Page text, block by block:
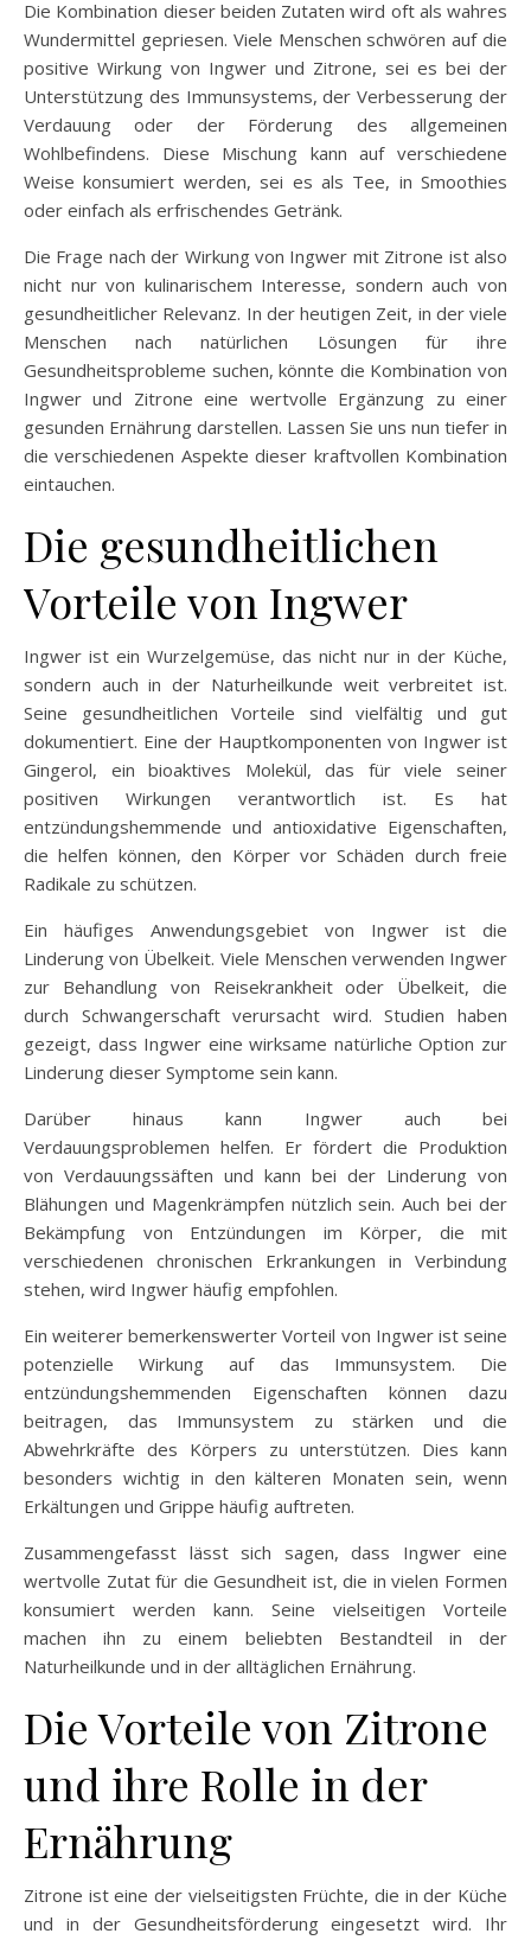
Die Kombination dieser beiden Zutaten wird oft als wahres
Wundermittel gepriesen. Viele Menschen schwören auf die
positive Wirkung von Ingwer und Zitrone, sei es bei der
Unterstützung des Immunsystems, der Verbesserung der
Verdauung oder der Förderung des allgemeinen
Wohlbefindens. Diese Mischung kann auf verschiedene
Weise konsumiert werden, sei es als Tee, in Smoothies
oder einfach als erfrischendes Getränk.
Die Frage nach der Wirkung von Ingwer mit Zitrone ist also
nicht nur von kulinarischem Interesse, sondern auch von
gesundheitlicher Relevanz. In der heutigen Zeit, in der viele
Menschen nach natürlichen Lösungen für ihre
Gesundheitsprobleme suchen, könnte die Kombination von
Ingwer und Zitrone eine wertvolle Ergänzung zu einer
gesunden Ernährung darstellen. Lassen Sie uns nun tiefer in
die verschiedenen Aspekte dieser kraftvollen Kombination
eintauchen.
Die gesundheitlichen
Vorteile von Ingwer
Ingwer ist ein Wurzelgemüse, das nicht nur in der Küche,
sondern auch in der Naturheilkunde weit verbreitet ist.
Seine gesundheitlichen Vorteile sind vielfältig und gut
dokumentiert. Eine der Hauptkomponenten von Ingwer ist
Gingerol, ein bioaktives Molekül, das für viele seiner
positiven Wirkungen verantwortlich ist. Es hat
entzündungshemmende und antioxidative Eigenschaften,
die helfen können, den Körper vor Schäden durch freie
Radikale zu schützen.
Ein häufiges Anwendungsgebiet von Ingwer ist die
Linderung von Übelkeit. Viele Menschen verwenden Ingwer
zur Behandlung von Reisekrankheit oder Übelkeit, die
durch Schwangerschaft verursacht wird. Studien haben
gezeigt, dass Ingwer eine wirksame natürliche Option zur
Linderung dieser Symptome sein kann.
Darüber hinaus kann Ingwer auch bei
Verdauungsproblemen helfen. Er fördert die Produktion
von Verdauungssäften und kann bei der Linderung von
Blähungen und Magenkrämpfen nützlich sein. Auch bei der
Bekämpfung von Entzündungen im Körper, die mit
verschiedenen chronischen Erkrankungen in Verbindung
stehen, wird Ingwer häufig empfohlen.
Ein weiterer bemerkenswerter Vorteil von Ingwer ist seine
potenzielle Wirkung auf das Immunsystem. Die
entzündungshemmenden Eigenschaften können dazu
beitragen, das Immunsystem zu stärken und die
Abwehrkräfte des Körpers zu unterstützen. Dies kann
besonders wichtig in den kälteren Monaten sein, wenn
Erkältungen und Grippe häufig auftreten.
Zusammengefasst lässt sich sagen, dass Ingwer eine
wertvolle Zutat für die Gesundheit ist, die in vielen Formen
konsumiert werden kann. Seine vielseitigen Vorteile
machen ihn zu einem beliebten Bestandteil in der
Naturheilkunde und in der alltäglichen Ernährung.
Die Vorteile von Zitrone
und ihre Rolle in der
Ernährung
Zitrone ist eine der vielseitigsten Früchte, die in der Küche
und in der Gesundheitsförderung eingesetzt wird. Ihr